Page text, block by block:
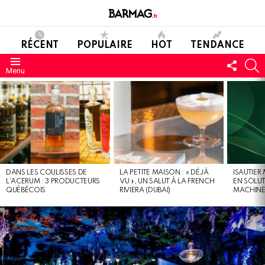
RÉCENT POPULAIRE HOT TENDANCE
Menu
NOUS
DERNIERS
MESSAGES
DANS LES COULISSES DE
L’ACERUM : 3 PRODUCTEURS
QUÉBÉCOIS
LA PETITE MAISON : « DÉJÀ
VU », UN SALUT À LA FRENCH
RIVIERA (DUBAI)
EN
MACHINE